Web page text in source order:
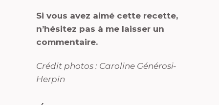
Si vous avez aimé cette recette,
n’hésitez pas à me laisser un
commentaire.
Crédit photos : Caroline Générosi-
Herpin